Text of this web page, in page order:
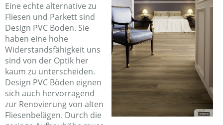
Eine echte alternative zu
Fliesen und Parkett sind
Design PVC Boden. Sie
haben eine hohe
Widerstandsfähigkeit uns
sind von der Optik her
kaum zu unterscheiden.
Design PVC Böden eignen
sich auch hervorragend
zur Renovierung von alten
Fliesenbelägen. Durch die